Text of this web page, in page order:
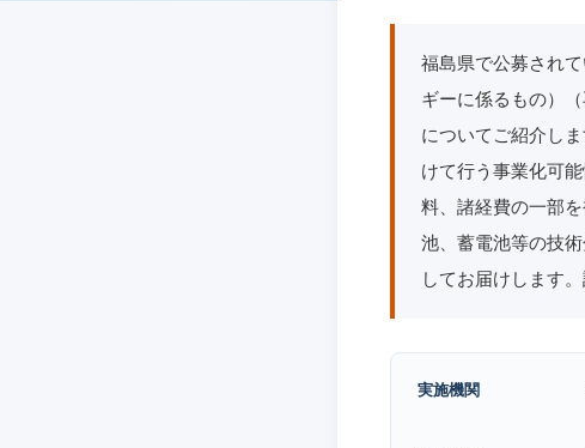
福島県で公募され
ギーに係るもの）
についてご紹介し
けて行う事業化可
料、諸経費の一部
池、蓄電池等の技
してお届けします
実施機関